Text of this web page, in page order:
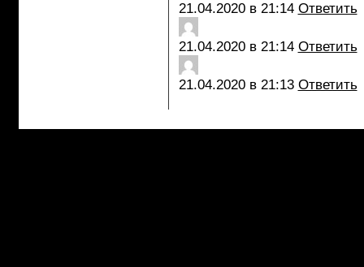
21.04.2020 в 21:14 Ответить
21.04.2020 в 21:14 Ответить
21.04.2020 в 21:13 Ответить